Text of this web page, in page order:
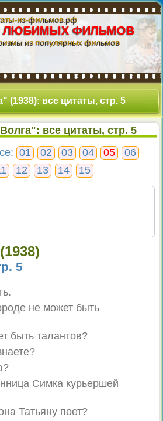
из-фильмов.рф
ЛЮБИМЫХ ФИЛЬМОВ
из популярных фильмов
(1938): все цитаты, стр. 5
все цитаты, стр. 5
01 02 03 04 05
06
12 13 14 15
5
не может быть
быть талантов?
Симка курьершей
Татьяну поет?